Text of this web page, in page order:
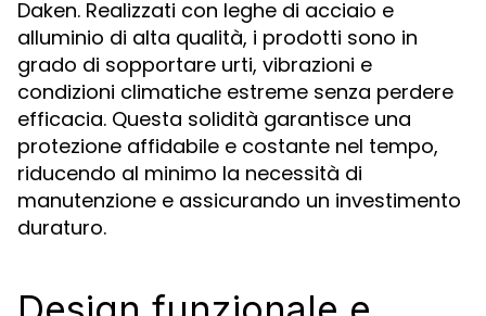
Daken. Realizzati con leghe di acciaio e
alluminio di alta qualità, i prodotti sono in
grado di sopportare urti, vibrazioni e
condizioni climatiche estreme senza perdere
efficacia. Questa solidità garantisce una
protezione affidabile e costante nel tempo,
riducendo al minimo la necessità di
manutenzione e assicurando un investimento
duraturo.